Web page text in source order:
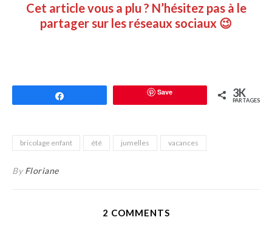
Cet article vous a plu ? N’hésitez pas à le
partager sur les réseaux sociaux 😉
Save 3K
PARTAGES
bricolage enfant été jumelles vacances
ByFloriane
2 COMMENTS